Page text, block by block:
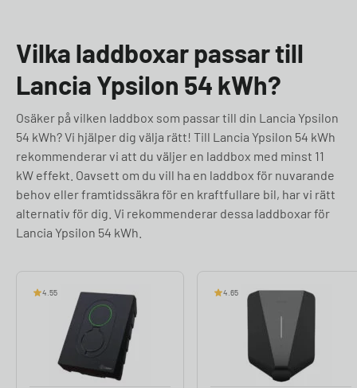
Vilka laddboxar passar till
Lancia Ypsilon 54 kWh?
Osäker på vilken laddbox som passar till din Lancia Ypsilon
54 kWh? Vi hjälper dig välja rätt! Till Lancia Ypsilon 54 kWh
rekommenderar vi att du väljer en laddbox med minst 11
kW effekt. Oavsett om du vill ha en laddbox för nuvarande
behov eller framtidssäkra för en kraftfullare bil, har vi rätt
alternativ för dig. Vi rekommenderar dessa laddboxar för
Lancia Ypsilon 54 kWh.
4.55 4.65